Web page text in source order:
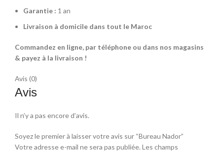
Garantie : 1 an
Livraison à domicile dans tout le Maroc
Commandez en ligne, par téléphone ou dans nos magasins
& payez à la livraison !
Avis (0)
Avis
Il n’y a pas encore d’avis.
Soyez le premier à laisser votre avis sur “Bureau Nador”
Votre adresse e-mail ne sera pas publiée.Les champs